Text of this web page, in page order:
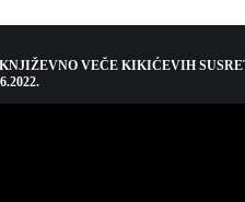
KNJIŽEVNO VEČE KIKIĆEVIH